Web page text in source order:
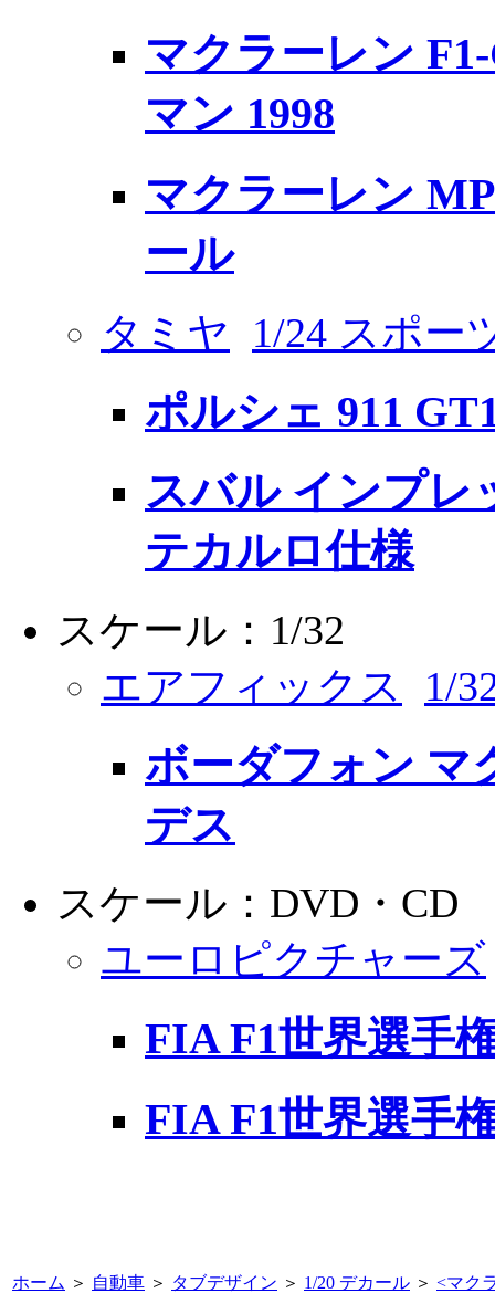
マクラーレン
マン 1998
マクラーレン
ール
タミヤ 1/24 スポー
ポルシェ 911
スバル インプレ
テカルロ仕様
スケール：1/32
エアフィックス
1/
ボーダフォン マ
デス
スケール：DVD・CD
ユーロピクチャーズ
FIA F1世界選手
FIA F1世界選手
ホーム ＞ 自動車 ＞ タブデザイン ＞ 1/20 デカール ＞ <マク